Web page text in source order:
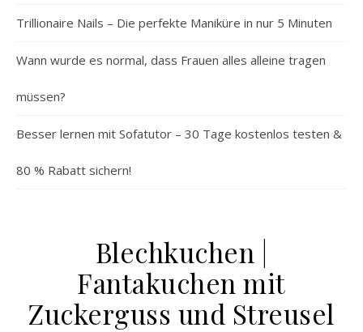
Trillionaire Nails – Die perfekte Maniküre in nur 5 Minuten
Wann wurde es normal, dass Frauen alles alleine tragen
müssen?
Besser lernen mit Sofatutor – 30 Tage kostenlos testen &
80 % Rabatt sichern!
Blechkuchen |
Fantakuchen mit
Zuckerguss und Streusel